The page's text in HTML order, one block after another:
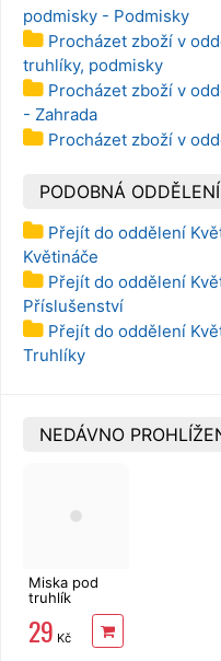
podmisky - Podmisky
Procházet zboží v
truhlíky, podmisky
Procházet zboží v
- Zahrada
Procházet zboží v
PODOBNÁ ODDĚLENÍ
Přejít do oddělení
Květináče
Přejít do oddělení
Příslušenství
Přejít do oddělení
Truhlíky
NEDÁVNO
Miska pod
truhlík
Lobelia 40cm
hnědá
29 Kč